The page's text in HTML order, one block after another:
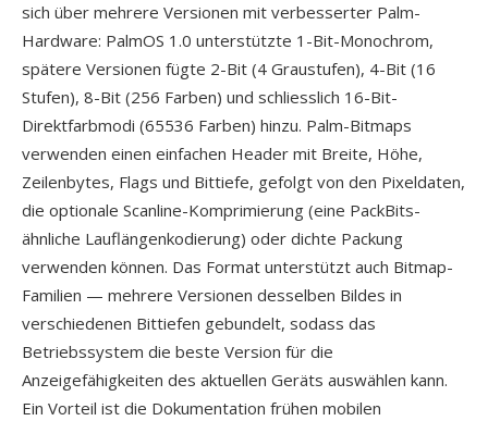
sich über mehrere Versionen mit verbesserter Palm-
Hardware: PalmOS 1.0 unterstützte 1-Bit-Monochrom,
spätere Versionen fügte 2-Bit (4 Graustufen), 4-Bit (16
Stufen), 8-Bit (256 Farben) und schliesslich 16-Bit-
Direktfarbmodi (65536 Farben) hinzu. Palm-Bitmaps
verwenden einen einfachen Header mit Breite, Höhe,
Zeilenbytes, Flags und Bittiefe, gefolgt von den Pixeldaten,
die optionale Scanline-Komprimierung (eine PackBits-
ähnliche Lauflängenkodierung) oder dichte Packung
verwenden können. Das Format unterstützt auch Bitmap-
Familien — mehrere Versionen desselben Bildes in
verschiedenen Bittiefen gebundelt, sodass das
Betriebssystem die beste Version für die
Anzeigefähigkeiten des aktuellen Geräts auswählen kann.
Ein Vorteil ist die Dokumentation frühen mobilen